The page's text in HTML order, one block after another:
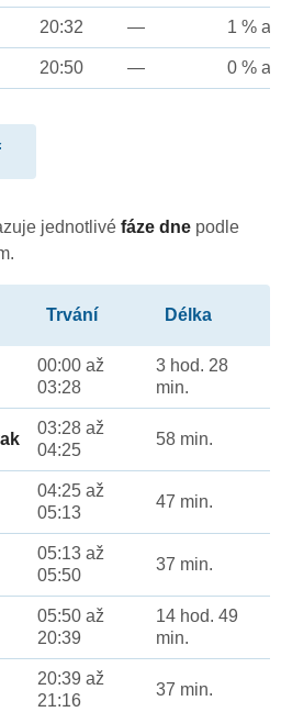
20:32 — 1 %
20:50 — 0 %
jednotlivé fáze dne podle
Trvání Délka
00:00 až
03:28
3 hod. 28
min.
03:28 až
04:25
58 min.
04:25 až
05:13
47 min.
05:13 až
05:50
37 min.
05:50 až
20:39
14 hod. 49
min.
20:39 až
21:16
37 min.